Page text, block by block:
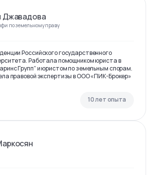
Джавадова
по земельному праву
Российского государственного
Работала помощником юриста в
Групп” и юристом по земельным спорам.
правовой экспертизы в ООО «ПИК-Брокер»
10 лет опыта